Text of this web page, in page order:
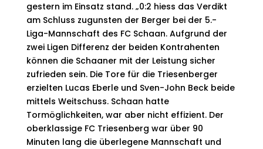
gestern im Einsatz stand. „0:2 hiess das Verdikt
am Schluss zugunsten der Berger bei der 5.-
Liga-Mannschaft des FC Schaan. Aufgrund der
zwei Ligen Differenz der beiden Kontrahenten
können die Schaaner mit der Leistung sicher
zufrieden sein. Die Tore für die Triesenberger
erzielten Lucas Eberle und Sven-John Beck beide
mittels Weitschuss. Schaan hatte
Tormöglichkeiten, war aber nicht effizient. Der
oberklassige FC Triesenberg war über 90
Minuten lang die überlegene Mannschaft und